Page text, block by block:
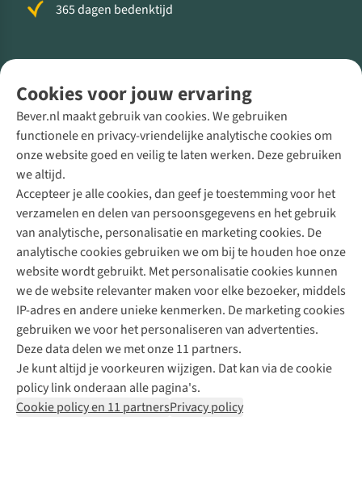
Cookies voor jouw ervaring
Bever.nl maakt gebruik van cookies. We gebruiken
functionele en privacy-vriendelijke analytische cookies om
onze website goed en veilig te laten werken. Deze gebruiken
we altijd.
Accepteer je alle cookies, dan geef je toestemming voor het
verzamelen en delen van persoonsgegevens en het gebruik
van analytische, personalisatie en marketing cookies. De
analytische cookies gebruiken we om bij te houden hoe onze
website wordt gebruikt. Met personalisatie cookies kunnen
we de website relevanter maken voor elke bezoeker, middels
IP-adres en andere unieke kenmerken. De marketing cookies
gebruiken we voor het personaliseren van advertenties.
Deze data delen we met onze 11 partners.
Je kunt altijd je voorkeuren wijzigen. Dat kan via de cookie
policy link onderaan alle pagina's.
Cookie policy en 11 partnersPrivacy policy
365 dagen bedenktijd
Direct advies van een Buitenexpert
+31 (0)85 888 50 88
+31 6 12 28 49 80
Contactformulier